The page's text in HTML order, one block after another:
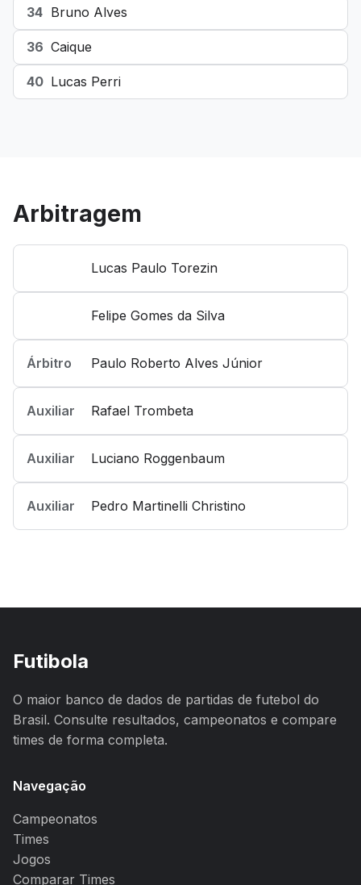
34 Bruno Alves
36 Caique
40 Lucas Perri
Arbitragem
Lucas Paulo Torezin
Felipe Gomes da Silva
Árbitro Paulo Roberto Alves Júnior
Auxiliar Rafael Trombeta
Auxiliar Luciano Roggenbaum
Auxiliar Pedro Martinelli Christino
Futibola
O maior banco de dados de partidas de futebol do
Brasil. Consulte resultados, campeonatos e compare
times de forma completa.
Navegação
Campeonatos
Times
Jogos
Comparar Times